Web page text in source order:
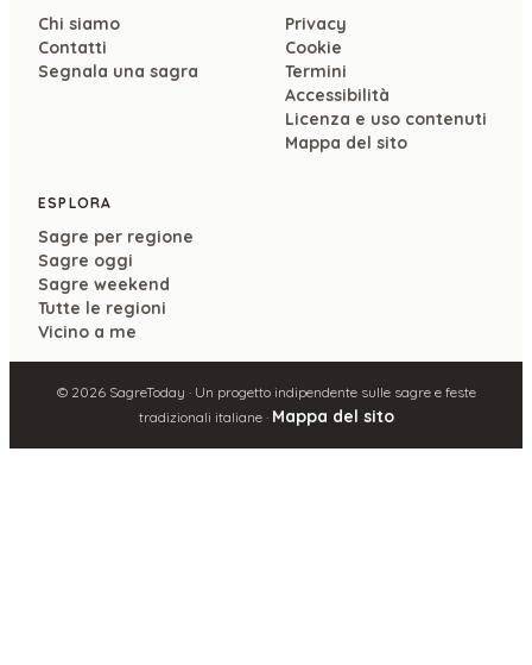
Chi siamo
Contatti
Segnala una sagra
Privacy
Cookie
Termini
Accessibilità
Licenza e uso contenuti
Mappa del sito
ESPLORA
Sagre per regione
Sagre oggi
Sagre weekend
Tutte le regioni
Vicino a me
© 2026SagreToday · Un progetto indipendente sulle sagre e feste
tradizionali italiane · Mappa del sito